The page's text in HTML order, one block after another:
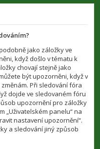
jako záložky ve
když došlo v tématu k
chovají stejně jako
být upozorněni, když v
Při sledování fóra
dojde ve sledovaném fóru
upozornění pro záložky
„Uživatelském panelu“ na
nastavení upozornění“.
a sledování jiný způsob